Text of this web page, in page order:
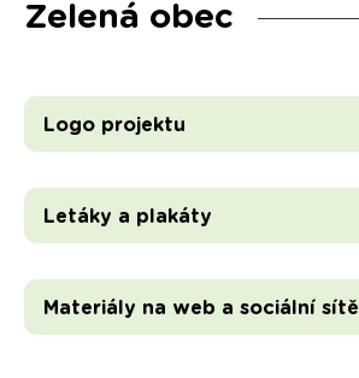
Zelená obec
Logo projektu
Letáky a plakáty
Materiály na web a sociální sítě